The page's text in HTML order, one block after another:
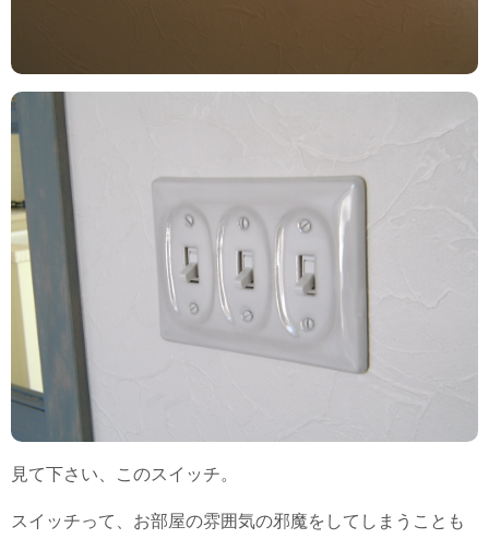
見て下さい、このスイッチ。
スイッチって、お部屋の雰囲気の邪魔をしてしまうことも